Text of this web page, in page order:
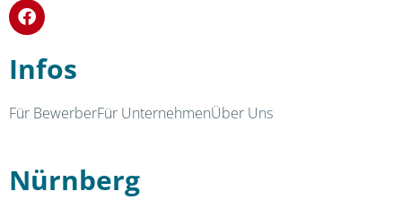
Infos
Für BewerberFür UnternehmenÜber Uns
Nürnberg